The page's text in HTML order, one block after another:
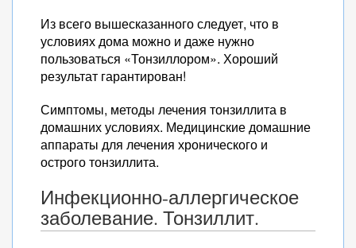
Из всего вышесказанного следует, что в
условиях дома можно и даже нужно
пользоваться «Тонзиллором». Хороший
результат гарантирован!
Симптомы, методы лечения тонзиллита в
домашних условиях. Медицинские домашние
аппараты для лечения хронического и
острого тонзиллита.
Инфекционно-аллергическое
заболевание. Тонзиллит.